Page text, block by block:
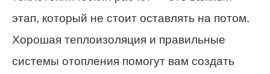
этап, который не стоит оставлять на потом.
Хорошая теплоизоляция и правильные
системы отопления помогут вам создать